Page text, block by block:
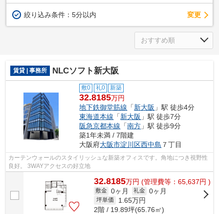
絞り込み条件： 5分以内 変更
賃貸 | 事務所 NLCソフト新大阪
敷0 礼0 新築
32.8185万円
地下鉄御堂筋線 「新大阪 」駅 徒歩4分
東海道本線 「新大阪 」駅 徒歩7分
阪急京都本線 「南方 」駅 徒歩9分
築1年未満 / 7階建
大阪府大阪市淀川区西中島 ７丁目
カーテンウォールのスタイリッシュな新築オフィスです。角地につき視野性
良好。 3WAYアクセスの好立地
32.8185万円 (管理費等：65,637円 )
敷金 0ヶ月 礼金 0ヶ月
坪単価 1.65万円
2階 / 19.89坪(65.76㎡)